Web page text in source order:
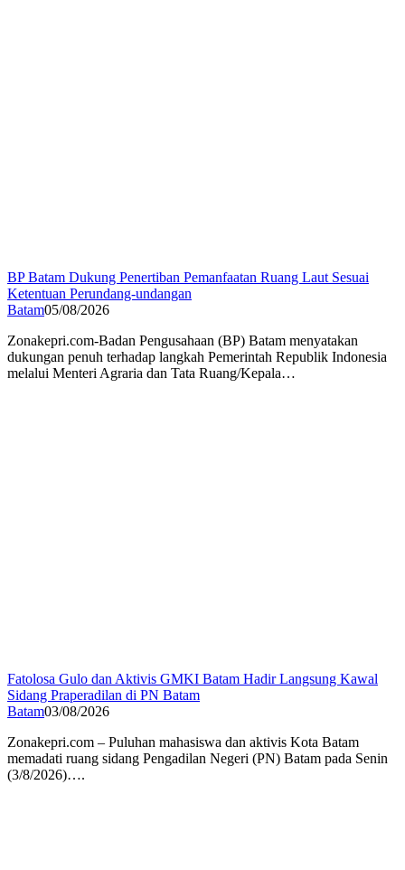
BP Batam Dukung Penertiban Pemanfaatan Ruang Laut Sesuai
Ketentuan Perundang-undangan
Batam05/08/2026
Zonakepri.com-Badan Pengusahaan (BP) Batam menyatakan
dukungan penuh terhadap langkah Pemerintah Republik Indonesia
melalui Menteri Agraria dan Tata Ruang/Kepala…
Fatolosa Gulo dan Aktivis GMKI Batam Hadir Langsung Kawal
Sidang Praperadilan di PN Batam
Batam03/08/2026
Zonakepri.com – Puluhan mahasiswa dan aktivis Kota Batam
memadati ruang sidang Pengadilan Negeri (PN) Batam pada Senin
(3/8/2026)….